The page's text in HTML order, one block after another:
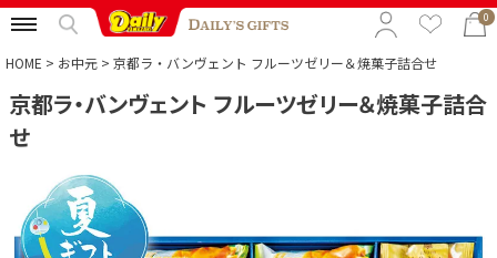
0
特集から選ぶ
カテゴリから選ぶ
贈る相手から選ぶ
HOME お中元 京都ラ・バンヴェント フルーツゼリー＆焼菓子詰合せ
京都ラ・バンヴェント フルーツゼリー＆焼菓子詰合
せ